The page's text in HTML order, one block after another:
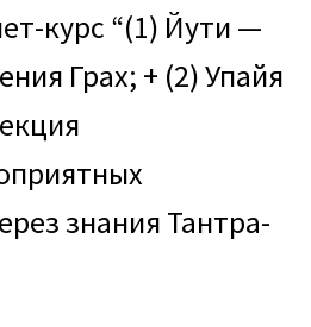
курс “(1) Йути —
Грах; + (2) Упайя
знания Тантра-